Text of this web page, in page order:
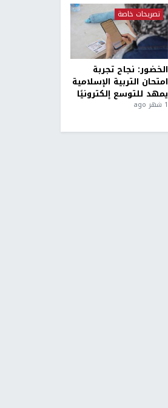
تصريحات خاصة
الخضور: نجاح تجربة
امتحان التربية الإسلامية
يمهد للتوسع إلكترونيًا
1 شهر ago